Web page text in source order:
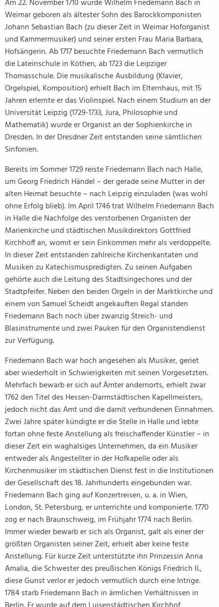
Am 22. November 1710 wurde Wilhelm Friedemann Bach in
Weimar geboren als ältester Sohn des Barockkomponisten
Johann Sebastian Bach (zu dieser Zeit in Weimar Hoforganist
und Kammermusiker) und seiner ersten Frau Maria Barbara,
Hofsängerin. Ab 1717 besuchte Friedemann Bach vermutlich
die Lateinschule in Köthen, ab 1723 die Leipziger
Thomasschule. Die musikalische Ausbildung (Klavier,
Orgelspiel, Komposition) erhielt Bach im Elternhaus, mit 15
Jahren erlernte er das Violinspiel. Nach einem Studium an der
Universität Leipzig (1729-1733, Jura, Philosophie und
Mathematik) wurde er Organist an der Sophienkirche in
Dresden. In der Dresdner Zeit entstanden seine sämtlichen
Sinfonien.
Bereits im Sommer 1729 reiste Friedemann Bach nach Halle,
um Georg Friedrich Händel – der gerade seine Mutter in der
alten Heimat besuchte – nach Leipzig einzuladen (was wohl
ohne Erfolg blieb). Im April 1746 trat Wilhelm Friedemann Bach
in Halle die Nachfolge des verstorbenen Organisten der
Marienkirche und städtischen Musikdirektors Gottfried
Kirchhoff an, womit er sein Einkommen mehr als verdoppelte.
In dieser Zeit entstanden zahlreiche Kirchenkantaten und
Musiken zu Katechismuspredigten. Zu seinen Aufgaben
gehörte auch die Leitung des Stadtsingechores und der
Stadtpfeifer. Neben den beiden Orgeln in der Marktkirche und
einem von Samuel Scheidt angekauften Regal standen
Friedemann Bach noch über zwanzig Streich- und
Blasinstrumente und zwei Pauken für den Organistendienst
zur Verfügung.
Friedemann Bach war hoch angesehen als Musiker, geriet
aber wiederholt in Schwierigkeiten mit seinen Vorgesetzten.
Mehrfach bewarb er sich auf Ämter andernorts, erhielt zwar
1762 den Titel des Hessen-Darmstädtischen Kapellmeisters,
jedoch nicht das Amt und die damit verbundenen Einnahmen.
Zwei Jahre später kündigte er die Stelle in Halle und lebte
fortan ohne feste Anstellung als freischaffender Künstler – in
dieser Zeit ein waghalsiges Unternehmen, da ein Musiker
entweder als Angestellter in der Hofkapelle oder als
Kirchenmusiker im städtischen Dienst fest in die Institutionen
der Gesellschaft des 18. Jahrhunderts eingebunden war.
Friedemann Bach ging auf Konzertreisen, u. a. in Wien,
London, St. Petersburg, er unterrichte und komponierte. 1770
zog er nach Braunschweig, im Frühjahr 1774 nach Berlin.
Immer wieder bewarb er sich als Organist, galt als einer der
größten Organisten seiner Zeit, erhielt aber keine feste
Anstellung. Für kurze Zeit unterstützte ihn Prinzessin Anna
Amalia, die Schwester des preußischen Königs Friedrich II.,
diese Gunst verlor er jedoch vermutlich durch eine Intrige.
1784 starb Friedemann Bach in ärmlichen Verhältnissen in